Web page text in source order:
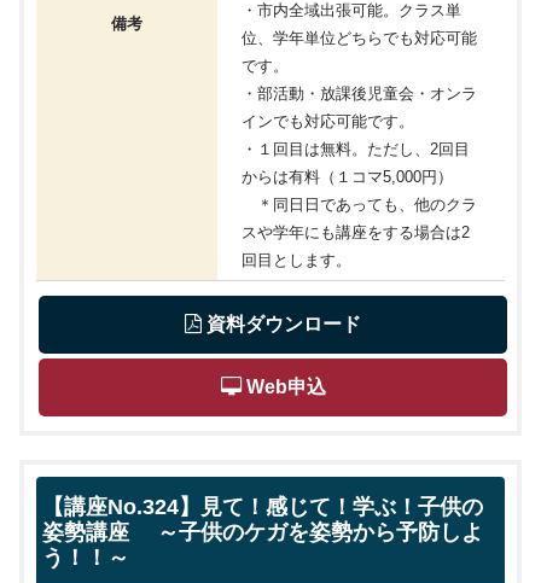
備考
・市内全域出張可能。クラス単
位、学年単位どちらでも対応可能
です。
・部活動・放課後児童会・オンラ
インでも対応可能です。
・１回目は無料。ただし、2回目
からは有料（１コマ5,000円）
＊同日日であっても、他のクラ
スや学年にも講座をする場合は2
回目とします。
資料ダウンロード
Web申込
【講座No.324】見て！感じて！学ぶ！子供の
姿勢講座 ～子供のケガを姿勢から予防しよ
う！！～